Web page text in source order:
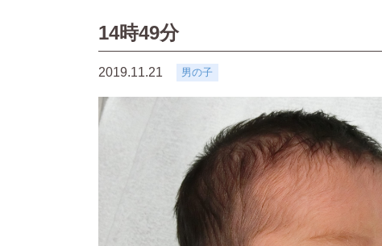
14時49分
2019.11.21 男の子